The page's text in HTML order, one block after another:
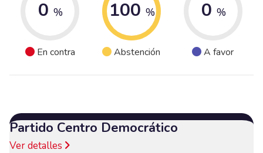
0 %
En contra
100 %
Abstención
0 %
A favor
Partido Centro Democrático
Ver detalles